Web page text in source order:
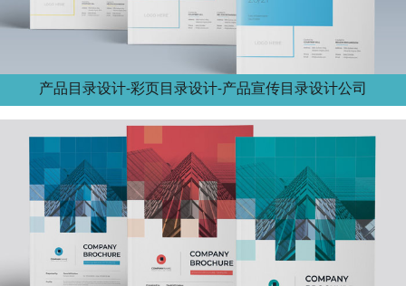
产品目录设计-彩页目录设计-产品宣传目录设计公司